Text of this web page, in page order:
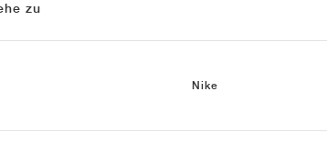
zu
Nike